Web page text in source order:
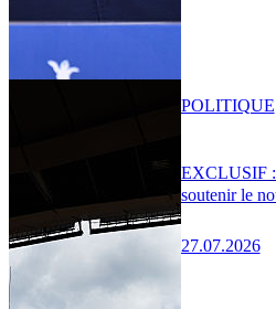
EXCLUSIF :
soutenir le
27.07.2026
POLITIQUE